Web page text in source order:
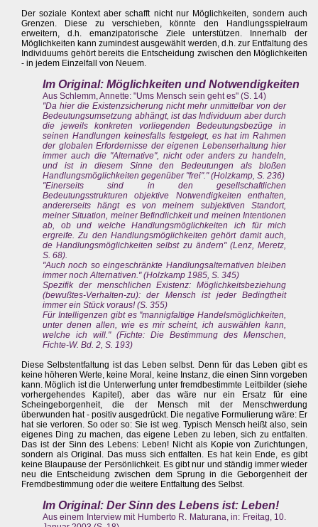
Der soziale Kontext aber schafft nicht nur Möglichkeiten, sondern auch
Grenzen. Diese zu verschieben, könnte den Handlungsspielraum
erweitern, d.h. emanzipatorische Ziele unterstützen. Innerhalb der
Möglichkeiten kann zumindest ausgewählt werden, d.h. zur Entfaltung des
Individuums gehört bereits die Entscheidung zwischen den Möglichkeiten
- in jedem Einzelfall von Neuem.
Im Original: Möglichkeiten und Notwendigkeiten
Aus Schlemm, Annette: "Ums Mensch sein geht es" (S. 14)
"Da hier die Existenzsicherung nicht mehr unmittelbar von der
Bedeutungsumsetzung abhängt, ist das Individuum aber durch
die jeweils konkreten vorliegenden Bedeutungsbezüge in
seinen Handlungen keinesfalls festgelegt, es hat im Rahmen
der globalen Erfordernisse der eigenen Lebenserhaltung hier
immer auch die "Alternative", nicht oder anders zu handeln,
und ist in diesem Sinne den Bedeutungen als bloßen
Handlungsmöglichkeiten gegenüber "frei"." (Holzkamp, S. 236)
"Einerseits sind in den gesellschaftlichen
Bedeutungsstrukturen objektive Notwendigkeiten enthalten,
andererseits hängt es von meinem subjektiven Standort,
meiner Situation, meiner Befindlichkeit und meinen Intentionen
ab, ob und welche Handlungsmöglichkeiten ich für mich
ergreife. Zu den Handlungsmöglichkeiten gehört damit auch,
de Handlungsmöglichkeiten selbst zu ändern" (Lenz, Meretz,
S. 68).
"Auch noch so eingeschränkte Handlungsalternativen bleiben
immer noch Alternativen." (Holzkamp 1985, S. 345)
Spezifik der menschlichen Existenz: Möglichkeitsbeziehung
(bewußtes-Verhalten-zu): der Mensch ist jeder Bedingtheit
immer ein Stück voraus! (S. 355)
Für Intelligenzen gibt es "mannigfaltige Handelsmöglichkeiten,
unter denen allen, wie es mir scheint, ich auswählen kann,
welche ich will." (Fichte: Die Bestimmung des Menschen,
Fichte-W. Bd. 2, S. 193)
Diese Selbstentfaltung ist das Leben selbst. Denn für das Leben gibt es
keine höheren Werte, keine Moral, keine Instanz, die einen Sinn vorgeben
kann. Möglich ist die Unterwerfung unter fremdbestimmte Leitbilder (siehe
vorhergehendes Kapitel), aber das wäre nur ein Ersatz für eine
Scheingeborgenheit, die der Mensch mit der Menschwerdung
überwunden hat - positiv ausgedrückt. Die negative Formulierung wäre: Er
hat sie verloren. So oder so: Sie ist weg. Typisch Mensch heißt also, sein
eigenes Ding zu machen, das eigene Leben zu leben, sich zu entfalten.
Das ist der Sinn des Lebens: Leben! Nicht als Kopie von Zurichtungen,
sondern als Original. Das muss sich entfalten. Es hat kein Ende, es gibt
keine Blaupause der Persönlichkeit. Es gibt nur und ständig immer wieder
neu die Entscheidung zwischen dem Sprung in die Geborgenheit der
Fremdbestimmung oder die weitere Entfaltung des Selbst.
Im Original: Der Sinn des Lebens ist: Leben!
Aus einem Interview mit Humberto R. Maturana, in: Freitag, 10.